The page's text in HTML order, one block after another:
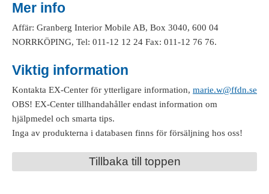
Mer info
Affär: Granberg Interior Mobile AB, Box 3040, 600 04
NORRKÖPING, Tel: 011-12 12 24 Fax: 011-12 76 76.
Viktig information
Kontakta EX-Center för ytterligare information, marie.w@ffdn.se
OBS! EX-Center tillhandahåller endast information om
hjälpmedel och smarta tips.
Inga av produkterna i databasen finns för försäljning hos oss!
Tillbaka till toppen